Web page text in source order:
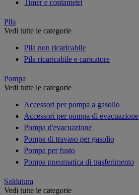
Timer e contametri
Pila
Vedi tutte le categorie
Pila non ricaricabile
Pila ricaricabile e caricatore
Pompa
Vedi tutte le categorie
Accessori per pompa a gasolio
Accessori per pompa di evacuazione
Pompa d'evacuazione
Pompa di travaso per gasolio
Pompa per fusto
Pompa pneumatica di trasferimento
Saldatura
Vedi tutte le categorie